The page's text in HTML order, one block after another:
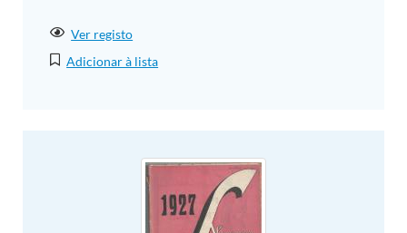
Ver registo
Adicionar à lista